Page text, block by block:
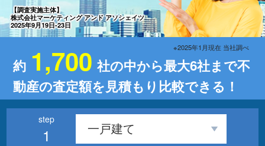
【調査実施主体】
株式会社マーケティング アンド アソシェイツ
2025年9月19日-23日
約 1,700 社の中から最大6社まで不
動産の査定額を見積もり比較できる！
※2025年1月現在 当社調べ
1